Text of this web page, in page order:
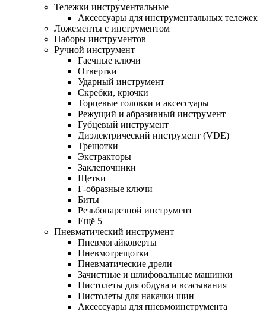
Тележки инструментальные
Аксессуары для инструментальных тележек
Ложементы с инструментом
Наборы инструментов
Ручной инструмент
Гаечные ключи
Отвертки
Ударный инструмент
Скребки, крючки
Торцевые головки и аксессуары
Режущий и абразивный инструмент
Губцевый инструмент
Диэлектрический инструмент (VDE)
Трещотки
Экстракторы
Заклепочники
Щетки
Г-образные ключи
Биты
Резьбонарезной инструмент
Ещё 5
Пневматический инструмент
Пневмогайковерты
Пневмотрещотки
Пневматические дрели
Зачистные и шлифовальные машинки
Пистолеты для обдува и всасывания
Пистолеты для накачки шин
Аксессуары для пневмоинструмента